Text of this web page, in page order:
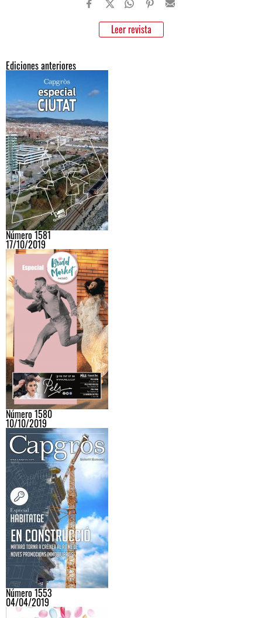
Leer revista
Ediciones anteriores
Número 1581
17/10/2019
Número 1580
10/10/2019
Número 1553
04/04/2019